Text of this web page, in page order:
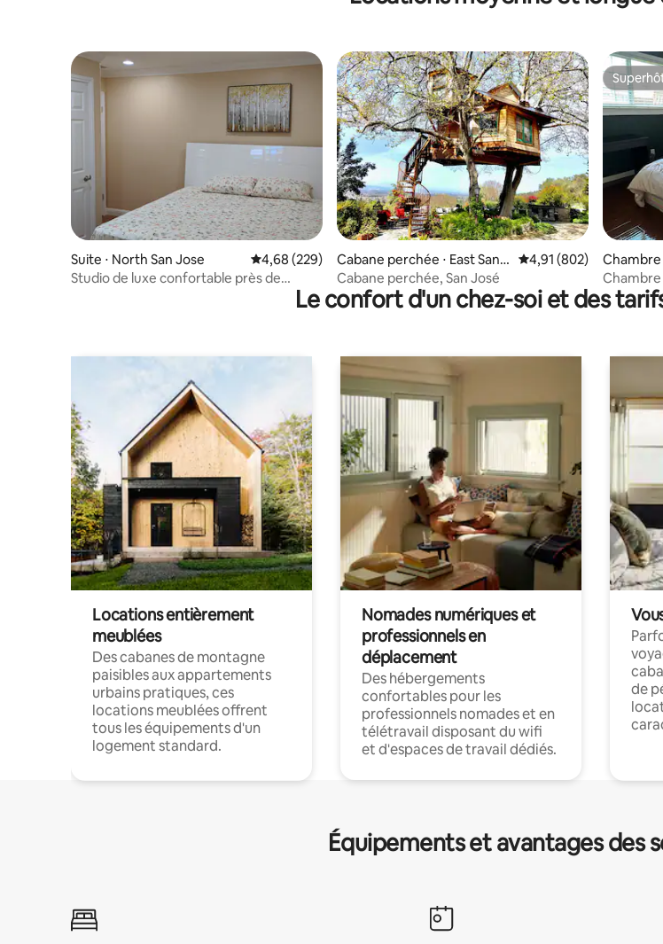
Suite ⋅ North San Jose Évaluation moyenne sur la base de 229 commentaires : 4,68 sur 5
4,68 (229)
Studio de luxe confortable près de
Cabane perchée ⋅ East San J
ose
Évaluation moyenne
4,91 (802)
Cabane perchée, San José
Chambre
avec
Le confort d'un chez-soi et des
Locations entièrement
meublées
Des cabanes de montagne
paisibles aux appartements
urbains pratiques, ces
locations meublées offrent
tous les équipements d'un
logement standard.
Nomades numériques et
professionnels en
déplacement
Des hébergements
confortables pour les
professionnels nomades et en
télétravail disposant du wifi
et d'espaces de travail dédiés.
de
Équipements et avantages des